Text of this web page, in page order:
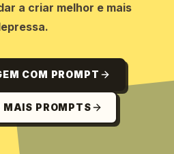
a criar melhor e mais
COM PROMPT
MAIS PROMPTS